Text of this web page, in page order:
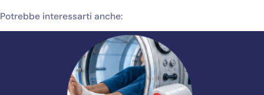
Potrebbe interessarti anche: